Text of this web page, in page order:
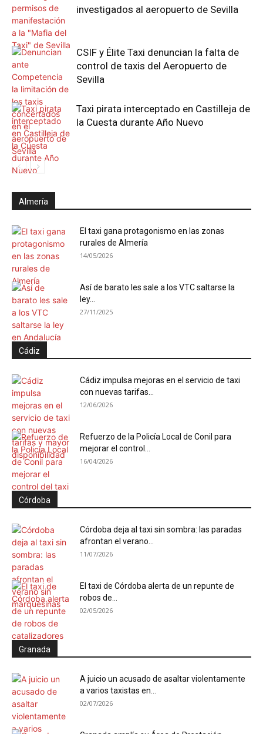
investigados al aeropuerto de Sevilla
CSIF y Élite Taxi denuncian la falta de
control de taxis del Aeropuerto de
Sevilla
Taxi pirata interceptado en Castilleja de
la Cuesta durante Año Nuevo
Almería
El taxi gana protagonismo en las zonas
rurales de Almería
14/05/2026
Así de barato les sale a los VTC saltarse la
ley...
27/11/2025
Cádiz
Cádiz impulsa mejoras en el servicio de taxi
con nuevas tarifas...
12/06/2026
Refuerzo de la Policía Local de Conil para
mejorar el control...
16/04/2026
Córdoba
Córdoba deja al taxi sin sombra: las paradas
afrontan el verano...
11/07/2026
El taxi de Córdoba alerta de un repunte de
robos de...
02/05/2026
Granada
A juicio un acusado de asaltar violentamente
a varios taxistas en...
02/07/2026